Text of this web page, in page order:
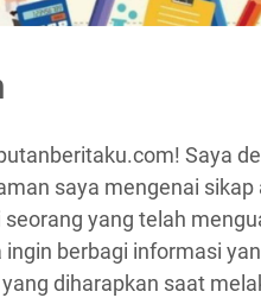
Saya
saya mengenai
yang telah
ingin berbagi informasi
diharapkan saat